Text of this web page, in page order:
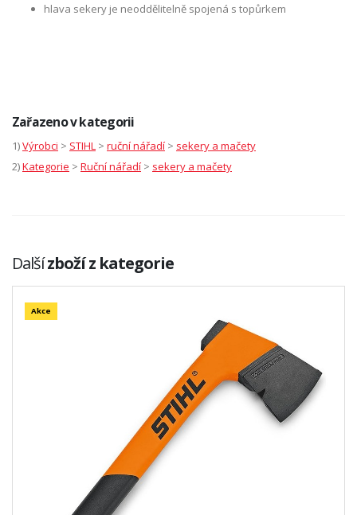
hlava sekery je neoddělitelně spojená s topůrkem
Zařazeno v kategorii
1)Výrobci > STIHL > ruční nářadí > sekery a mačety
2)Kategorie > Ruční nářadí > sekery a mačety
Dalšízboží z kategorie
Akce